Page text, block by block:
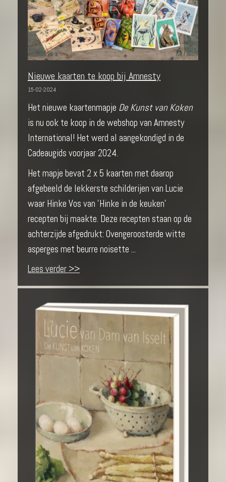
Nieuwe kaarten te koop bij Amnesty
15-02-2024
Het nieuwe kaartenmapje De Kunst van Koken
is nu ook te koop in de webshop van Amnesty
International! Het werd al aangekondigd in de
Cadeaugids voorjaar 2024.
Het mapje bevat 2 x 5 kaarten met daarop
afgebeeld de lekkerste schilderijen van Lucie
waar Hinke Vos van 'Hinke in de keuken'
recepten bij maakte. Deze recepten staan op de
achterzijde afgedrukt: Ovengeroosterde witte
asperges met beurre noisette ...
Lees verder >>